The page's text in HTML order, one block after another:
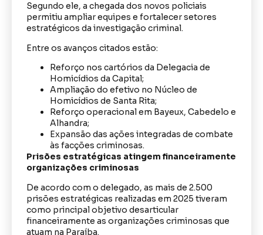
Segundo ele, a chegada dos novos policiais
permitiu ampliar equipes e fortalecer setores
estratégicos da investigação criminal.
Entre os avanços citados estão:
Reforço nos cartórios da Delegacia de
Homicídios da Capital;
Ampliação do efetivo no Núcleo de
Homicídios de Santa Rita;
Reforço operacional em Bayeux, Cabedelo e
Alhandra;
Expansão das ações integradas de combate
às facções criminosas.
Prisões estratégicas atingem financeiramente
organizações criminosas
De acordo com o delegado, as mais de 2.500
prisões estratégicas realizadas em 2025 tiveram
como principal objetivo desarticular
financeiramente as organizações criminosas que
atuam na Paraíba.